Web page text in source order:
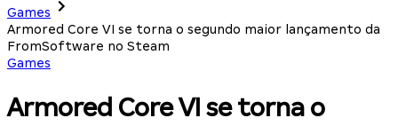
Games
Armored Core VI se torna o segundo maior lançamento da
FromSoftware no Steam
Games
Armored Core VI se torna o